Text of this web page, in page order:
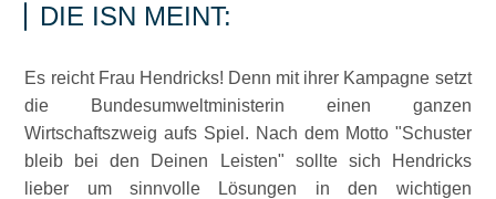
DIE ISN MEINT:
Es reicht Frau Hendricks! Denn mit ihrer Kampagne setzt
die Bundesumweltministerin einen ganzen
Wirtschaftszweig aufs Spiel. Nach dem Motto
Schuster
bleib bei den Deinen Leisten
sollte sich Hendricks
lieber um sinnvolle Lösungen in den wichtigen